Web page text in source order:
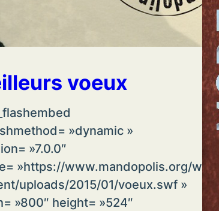
voeux
»dynamic »
»7.0.0″
»https://www.mandopolis.org/wp-
uploads/2015/01/voeux.swf »
»800″ height= »524″